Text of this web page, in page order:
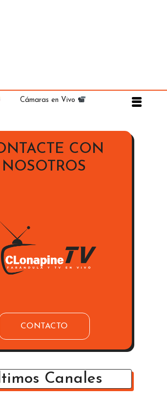
Cámaras en Vivo
CON
NOSOTROS
CONTACTO
Canales